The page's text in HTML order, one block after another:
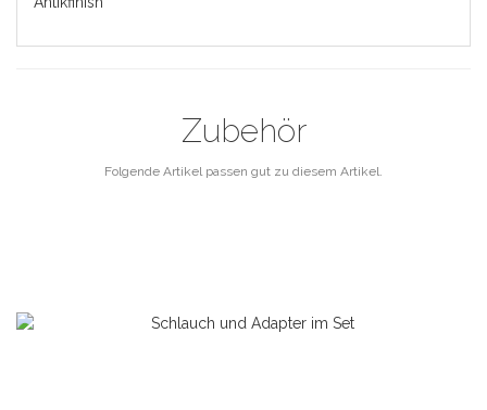
Zubehör
Folgende Artikel passen gut zu diesem Artikel.